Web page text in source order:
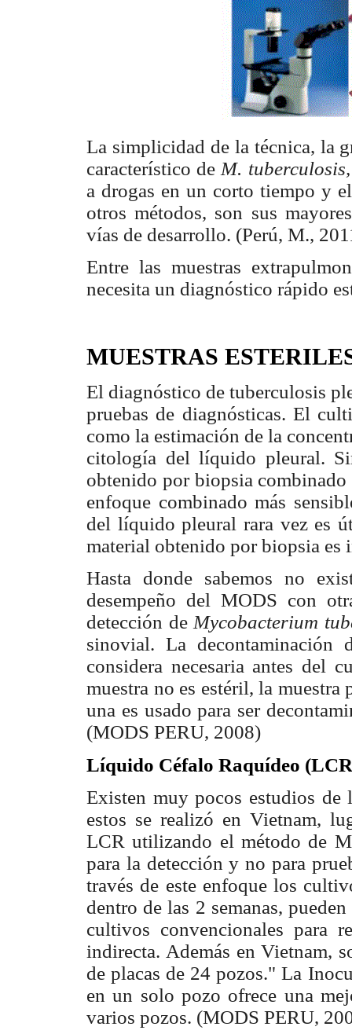
La simplicidad de la técnica, la
característico de M.
a drogas en un corto tiempo y
otros métodos, son sus
vías de desarrollo. (Perú, M.,
Entre las muestras
necesita un diagnóstico rápido
MUESTRAS
El diagnóstico de tuberculosis
pruebas de diagnósticas. El
como la estimación de la
citología del líquido pleural.
obtenido por biopsia
enfoque combinado más
del líquido pleural rara vez es
material obtenido por biopsia es
Hasta donde sabemos no
desempeño del MODS con
detección deMycobacterium
sinovial. La decontaminación
considera necesaria antes del
muestra no es estéril, la muestra
una es usado para ser
(MODS PERU, 2008)
Líquido Céfalo Raquídeo
Existen muy pocos estudios
estos se realizó en Vietnam,
LCR utilizando el método de
para la detección y no para
través de este enfoque los
dentro de las 2 semanas,
cultivos convencionales para
indirecta. Además en Vietnam,
de placas de 24 pozos." La
en un solo pozo ofrece una
varios pozos. (MODS PERU,